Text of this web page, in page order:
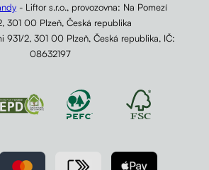
- Liftor s.r.o., provozovna: Na Pomezí
301 00 Plzeň, Česká republika
931/2, 301 00 Plzeň, Česká republika, IČ:
08632197